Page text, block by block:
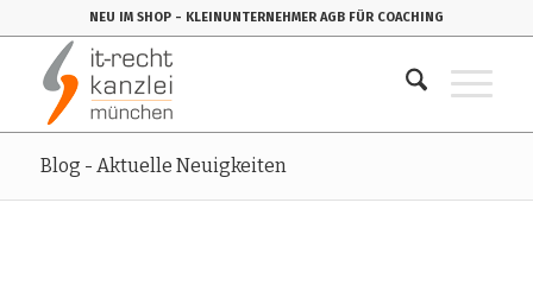
NEU IM SHOP - KLEINUNTERNEHMER AGB FÜR COACHING
Blog - Aktuelle Neuigkeiten